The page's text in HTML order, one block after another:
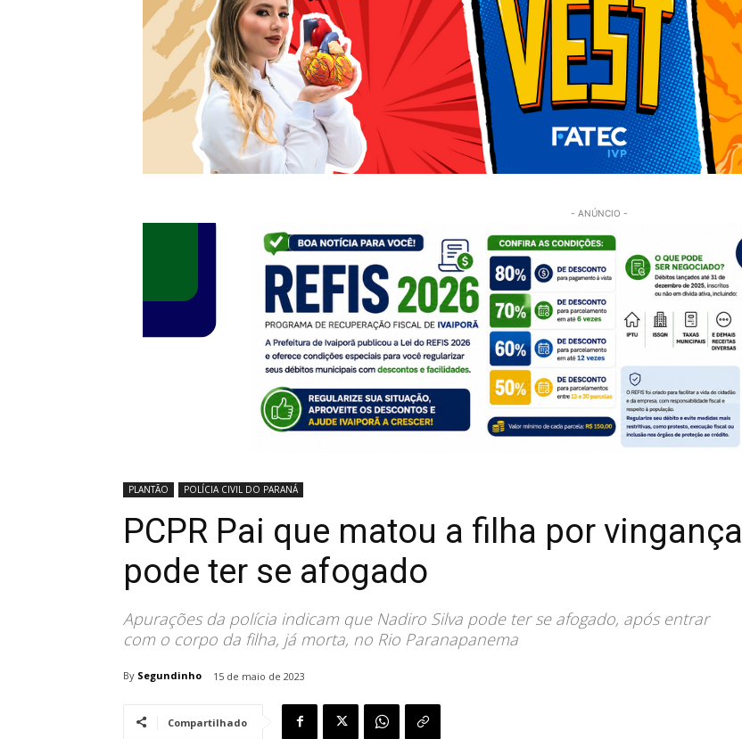
- ANÚNCIO -
PLANTÃO POLÍCIA CIVIL DO PARANÁ
PCPR Pai que matou a filha por vingança
pode ter se afogado
Apurações da polícia indicam que Nadiro Silva pode ter se afogado, após entrar
com o corpo da filha, já morta, no Rio Paranapanema
By Segundinho 15 de maio de 2023
Compartilhado